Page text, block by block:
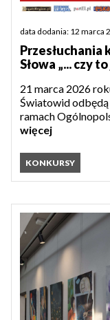
data dodania: 12 marca
Przesłuchania
Słowa „... czy
21 marca 2026
Światowid odbędą
ramach
więcej
KONKURSY